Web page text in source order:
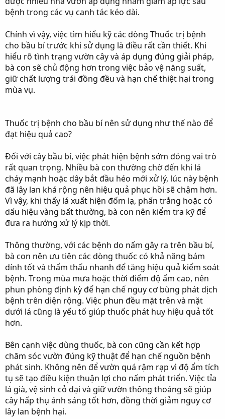
bệnh trong các vụ canh tác kéo dài.
Chính vì vậy, việc tìm hiểu kỹ các dòng Thuốc trị bệnh
cho bầu bí trước khi sử dụng là điều rất cần thiết. Khi
hiểu rõ tình trạng vườn cây và áp dụng đúng giải pháp,
bà con sẽ chủ động hơn trong việc bảo vệ năng suất,
giữ chất lượng trái đồng đều và hạn chế thiệt hại trong
mùa vụ.
Thuốc trị bệnh cho bầu bí nên sử dụng như thế nào để
đạt hiệu quả cao?
Đối với cây bầu bí, việc phát hiện bệnh sớm đóng vai trò
rất quan trọng. Nhiều bà con thường chờ đến khi lá
cháy mạnh hoặc dây bắt đầu héo mới xử lý, lúc này bệnh
đã lây lan khá rộng nên hiệu quả phục hồi sẽ chậm hơn.
Vì vậy, khi thấy lá xuất hiện đốm lạ, phấn trắng hoặc có
dấu hiệu vàng bất thường, bà con nên kiểm tra kỹ để
đưa ra hướng xử lý kịp thời.
Thông thường, với các bệnh do nấm gây ra trên bầu bí,
bà con nên ưu tiên các dòng thuốc có khả năng bám
dính tốt và thẩm thấu nhanh để tăng hiệu quả kiểm soát
bệnh. Trong mùa mưa hoặc thời điểm độ ẩm cao, nên
phun phòng định kỳ để hạn chế nguy cơ bùng phát dịch
bệnh trên diện rộng. Việc phun đều mặt trên và mặt
dưới lá cũng là yếu tố giúp thuốc phát huy hiệu quả tốt
hơn.
Bên cạnh việc dùng thuốc, bà con cũng cần kết hợp
chăm sóc vườn đúng kỹ thuật để hạn chế nguồn bệnh
phát sinh. Không nên để vườn quá rậm rạp vì độ ẩm tích
tụ sẽ tạo điều kiện thuận lợi cho nấm phát triển. Việc tỉa
lá già, vệ sinh cỏ dại và giữ vườn thông thoáng sẽ giúp
cây hấp thụ ánh sáng tốt hơn, đồng thời giảm nguy cơ
lây lan bệnh hại.